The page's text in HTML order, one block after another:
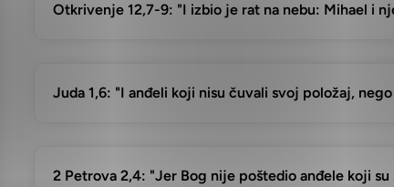
Otkrivenje 12,7-9: "I izbio je rat na nebu: Mihael i
Juda 1,6: "I anđeli koji nisu čuvali svoj položaj,
2 Petrova 2,4: "Jer Bog nije poštedio anđele koji